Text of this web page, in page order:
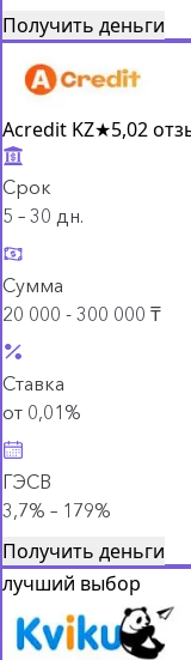
Получить деньги
Acredit KZ★5,02
Срок
5 – 30 дн.
Сумма
20 000 - 300 000 ₸
Ставка
от 0,01%
ГЭСВ
3,7% – 179%
Получить деньги
лучший выбор